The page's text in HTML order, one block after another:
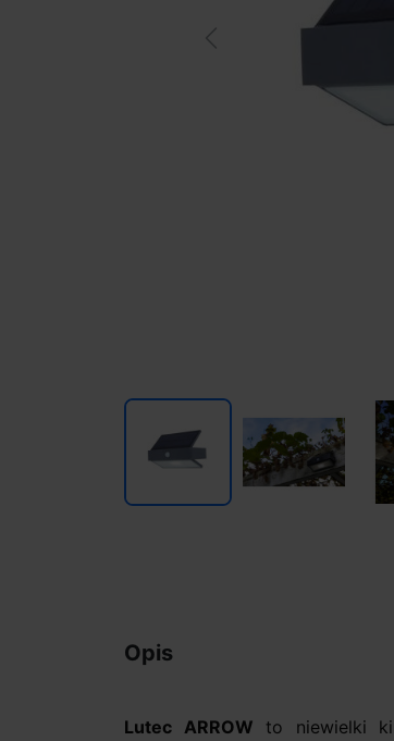
Opis
Lutec ARROW to niewielki